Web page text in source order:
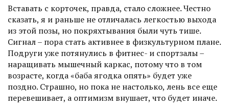
Вставать с корточек, правда, стало сложнее. Честно
сказать, я и раньше не отличалась легкостью выхода
из этой позы, но покряхтывания были чуть тише.
Сигнал – пора стать активнее в физкультурном плане.
Подруги уже потянулись в фитнес- и спортзалы –
наращивать мышечный каркас, потому что в том
возрасте, когда «баба ягодка опять» будет уже
поздно. Страшно, но пока не настолько, лень все еще
перевешивает, а оптимизм внушает, что будет иначе.